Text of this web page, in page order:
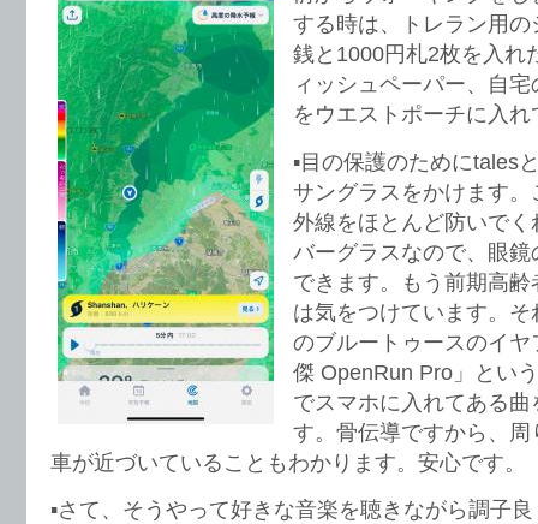
する時は、トレラン用
銭と1000円札2枚を入れ
ィッシュペーパー、自
をウエストポーチに入
▪️目の保護のためにtales
サングラスをかけます
外線をほとんど防いで
バーグラスなので、眼
できます。もう前期高
は気をつけています。
のブルートゥースのイ
傑 OpenRun Pro」とい
でスマホに入れてある
す。骨伝導ですから、
車が近づいていることもわかります。安心です。
▪️さて、そうやって好きな音楽を聴きながら調子